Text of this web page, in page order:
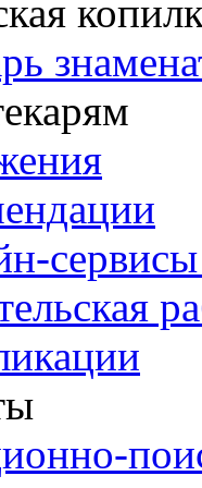
сервисы